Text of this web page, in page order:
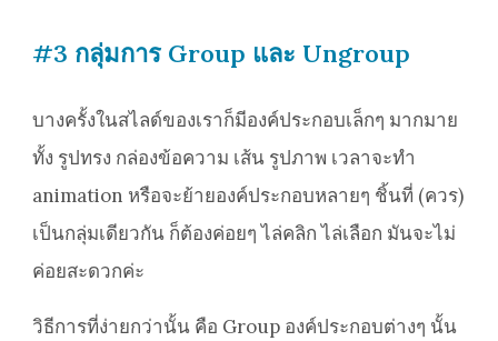
#3 กลุ่มการ Group และ Ungroup
บางครั้งในสไลด์ของเราก็มีองค์ประกอบเล็กๆ มากมาย
ทั้ง รูปทรง กล่องข้อความ เส้น รูปภาพ เวลาจะทำ
animation หรือจะย้ายองค์ประกอบหลายๆ ชิ้นที่ (ควร)
เป็นกลุ่มเดียวกัน ก็ต้องค่อยๆ ไล่คลิก ไล่เลือก มันจะไม่
ค่อยสะดวกค่ะ
วิธีการที่ง่ายกว่านั้น คือ Group องค์ประกอบต่างๆ นั้น